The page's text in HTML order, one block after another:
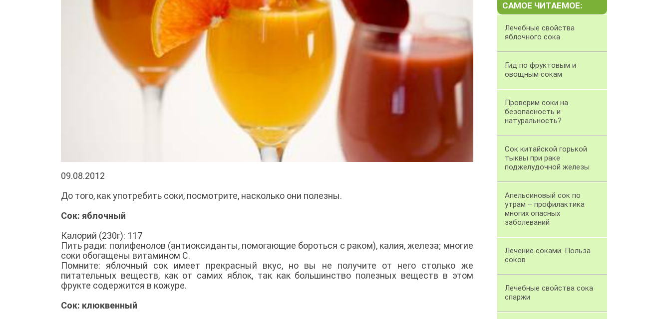
09.08.2012
До того, как употребить соки, посмотрите, насколько они полезны.
Сок: яблочный
Калорий (230г): 117
Пить ради: полифенолов (антиоксиданты, помогающие бороться с раком), калия, железа; многие
соки обогащены витамином C.
Помните: яблочный сок имеет прекрасный вкус, но вы не получите от него столько же
питательных веществ, как от самих яблок, так как большинство полезных веществ в этом
фрукте содержится в кожуре.
Сок: клюквенный
САМОЕ ЧИТАЕМОЕ:
Лечебные свойства
яблочного сока
Гид по фруктовым и
овощным сокам
Проверим соки на
безопасность и
натуральность?
Сок китайской горькой
тыквы при раке
поджелудочной железы
Апельсиновый сок по
утрам – профилактика
многих опасных
заболеваний
Лечение соками. Польза
соков
Лечебные свойства сока
спаржи